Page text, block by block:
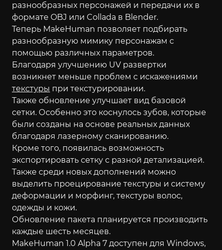
разнообразных персонажей и передачи их в
формате OBJ или Collada в Blender.
Теперь MakeHuman позволяет подбирать
разнообразную мимику персонажам с
помощью различных параметров.
Благодаря улучшению UV развертки
возникнет меньше проблем с искажениями
текстуры при текстурировании.
Также обновление улучшает вид базовой
сетки. Особенно это коснулось зубов, которые
были созданы на основе реальных данных
благодаря лазерному сканированию.
Кроме того, появилась возможность
экспортировать сетку с разной детализацией.
Также среди новых дополнений можно
выделить проецирование текстуры и систему
деформации и морфинг, текстуры волос,
одежды и кожи.
Обновление пакета планируется производить
каждые шесть месяцев.
MakeHuman 1.0 Alpha 7 доступен для Windows,